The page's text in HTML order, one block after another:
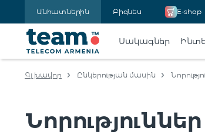
Անհատներին Բիզնես E-shop
Սակագներ
Գլխավոր Ընկերության մասին
Նորություններ